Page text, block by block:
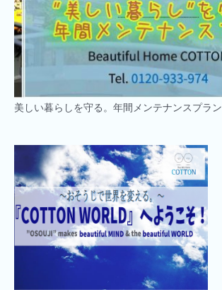
美しい暮らしを守る。年間メンテナンスプラン